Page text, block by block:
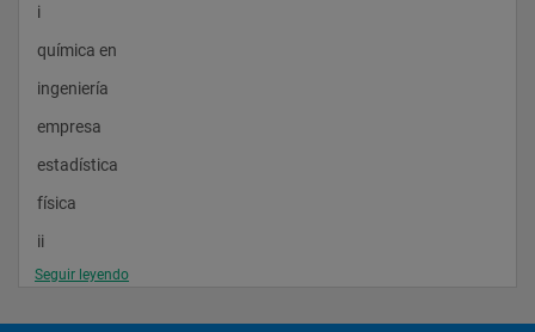
i
química en
ingeniería
empresa
estadística
física
ii
matemáticas
Seguir leyendo